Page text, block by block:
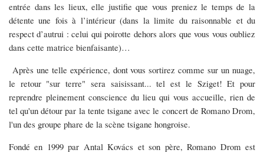
entrée dans les lieux, elle justifie que vous preniez le temps de la
détente une fois à l’intérieur (dans la limite du raisonnable et du
respect d’autrui : celui qui poirotte dehors alors que vous vous oubliez
dans cette matrice bienfaisante)…
Après une telle expérience, dont vous sortirez comme sur un nuage,
le retour "sur terre" sera saisissant... tel est le Sziget! Et pour
reprendre pleinement conscience du lieu qui vous accueille, rien de
tel qu'un détour par la tente tsigane avec le concert de Romano Drom,
l'un des groupe phare de la scène tsigane hongroise.
Fondé en 1999 par Antal Kovács et son père, Romano Drom est